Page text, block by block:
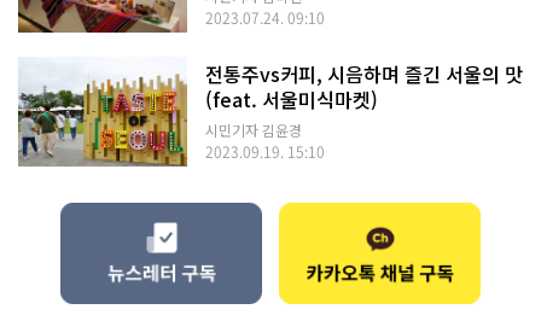
2023.07.24. 09:10
전통주vs커피, 시음하며 즐긴 서울의 맛
(feat. 서울미식마켓)
시민기자 김윤경
2023.09.19. 15:10